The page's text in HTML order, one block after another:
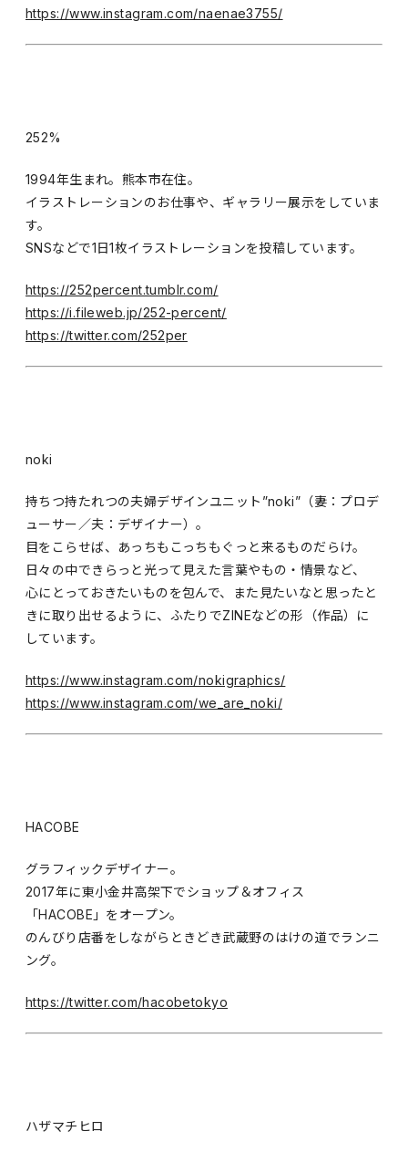
https://www.instagram.com/naenae3755/
252%
1994年生まれ。熊本市在住。
イラストレーションのお仕事や、ギャラリー展示をしていま
す。
SNSなどで1日1枚イラストレーションを投稿しています。
https://252percent.tumblr.com/
https://i.fileweb.jp/252-percent/
https://twitter.com/252per
noki
持ちつ持たれつの夫婦デザインユニット”noki”（妻：プロデ
ューサー／夫：デザイナー）。
目をこらせば、あっちもこっちもぐっと来るものだらけ。
日々の中できらっと光って見えた言葉やもの・情景など、
心にとっておきたいものを包んで、また見たいなと思ったと
きに取り出せるように、ふたりでZINEなどの形（作品）に
しています。
https://www.instagram.com/nokigraphics/
https://www.instagram.com/we_are_noki/
HACOBE
グラフィックデザイナー。
2017年に東小金井高架下でショップ＆オフィス
「HACOBE」をオープン。
のんびり店番をしながらときどき武蔵野のはけの道でランニ
ング。
https://twitter.com/hacobetokyo
ハザマチヒロ